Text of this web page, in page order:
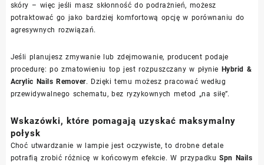
skóry – więc jeśli masz skłonność do podrażnień, możesz
potraktować go jako bardziej komfortową opcję w porównaniu do
agresywnych rozwiązań.
Jeśli planujesz zmywanie lub zdejmowanie, producent podaje
procedurę: po zmatowieniu top jest rozpuszczany w płynie Hybrid &
Acrylic Nails Remover. Dzięki temu możesz pracować według
przewidywalnego schematu, bez ryzykownych metod „na siłę”.
Wskazówki, które pomagają uzyskać maksymalny
połysk
Choć utwardzanie w lampie jest oczywiste, to drobne detale
potrafią zrobić różnicę w końcowym efekcie. W przypadkuSpn Nails